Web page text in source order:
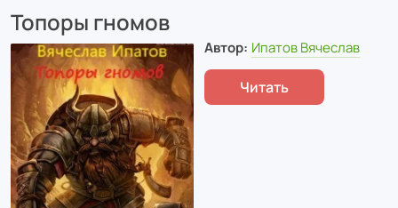
Топоры гномов
Автор: Ипатов Вячеслав
Читать